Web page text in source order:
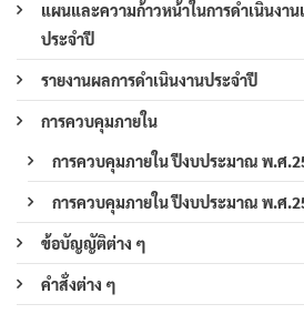
แผนและความก้าวหน้าในการดำเนินงา
ประจำปี
รายงานผลการดำเนินงานประจำปี
การควบคุมภายใน
การควบคุมภายใน ปีงบประมาณ พ.ศ
การควบคุมภายใน ปีงบประมาณ พ.ศ
ข้อบัญญัติต่าง ๆ
คำสั่งต่าง ๆ